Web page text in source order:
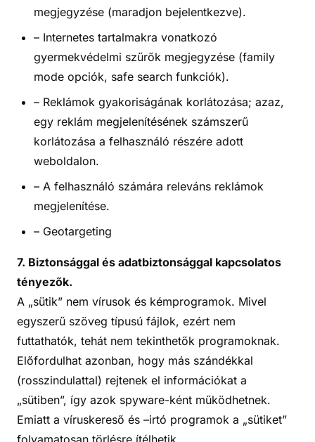
megjegyzése (maradjon bejelentkezve).
– Internetes tartalmakra vonatkozó
gyermekvédelmi szűrők megjegyzése (family
mode opciók, safe search funkciók).
– Reklámok gyakoriságának korlátozása; azaz,
egy reklám megjelenítésének számszerű
korlátozása a felhasználó részére adott
weboldalon.
– A felhasználó számára releváns reklámok
megjelenítése.
– Geotargeting
7. Biztonsággal és adatbiztonsággal kapcsolatos
tényezők.
A „sütik” nem vírusok és kémprogramok. Mivel
egyszerű szöveg típusú fájlok, ezért nem
futtathatók, tehát nem tekinthetők programoknak.
Előfordulhat azonban, hogy más szándékkal
(rosszindulattal) rejtenek el információkat a
„sütiben”, így azok spyware-ként működhetnek.
Emiatt a víruskereső és –irtó programok a „sütiket”
folyamatosan törlésre ítélhetik.